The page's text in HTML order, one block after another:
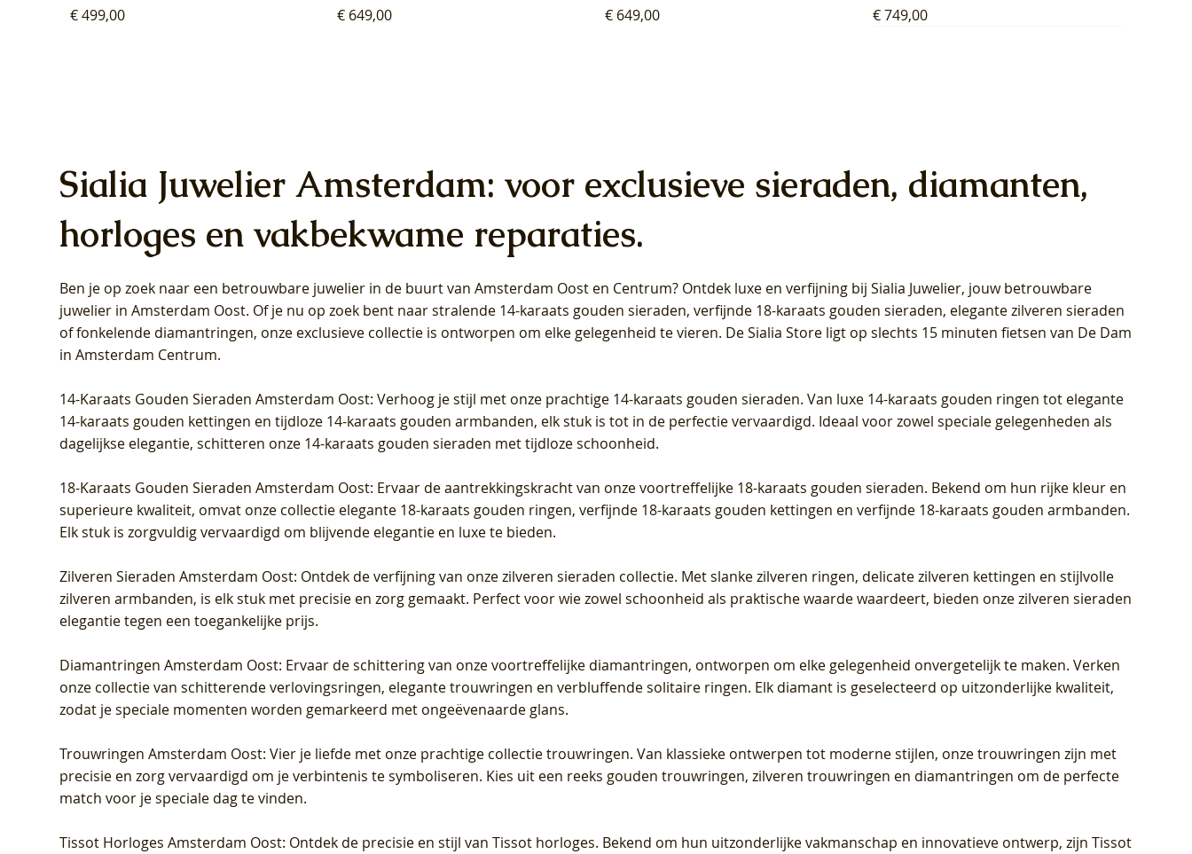
Prijs
€ 499,00
Prijs
€ 649,00
Prijs
€ 649,00
Prijs
€ 749,00
Blush Lab Diamonds Oorhangers
LG9006Y/S - Geelgoud (14k) met Lab
grown Diamant
Blush Lab Diamonds Oorhangers
LG9007Y/S - Geelgoud (14k) met Lab
grown Diamant
Blush Lab Diamonds Ring LG1028Y -
Geelgoud (14k) met Lab grown
Diamant
Blush Lab Diamonds Collier LG3014Y
- Geelgoud (14k) met Lab grown
Diamant
Blush Lab Diamonds Collier LG3019Y
– Geelgoud (14k) met Lab grown
Diamant
Blush Lab Diamonds Ring LG1042Y –
Geelgoud (14k) met Lab grown
Diamant
Blush Lab Diamonds Oorknoppen
LG7027Y - Geelgoud (14k) met Lab
grown Diamant
Blush Lab Diamonds Ring LG1029Y -
Geelgoud (14k) met Lab grown
Diamant
Blush Lab Diamonds Ring LG1031Y -
Geelgoud (14k) met Lab grown
Diamant
Blush Lab Diamonds Ring LG1044Y –
Geelgoud (14k) met Lab grown
Diamant
Blush Lab Diamonds Oorknoppen
LG7026Y - Geelgoud (14k) met Lab
grown Diamant
Blush Lab Diamonds Oorknoppen
LG7033Y – Geelgoud (14k) met Lab
grown Diamant
Sialia Juwelier Amsterdam: voor exclusieve sieraden, diamanten,
horloges en vakbekwame reparaties.
Ben je op zoek naar een betrouwbare juwelier in de buurt van Amsterdam Oost en Centrum? Ontdek luxe en verfijning bij Sialia Juwelier, jouw betrouwbare
juwelier in Amsterdam Oost. Of je nu op zoek bent naar stralende 14-karaats gouden sieraden, verfijnde 18-karaats gouden sieraden, elegante zilveren sieraden
of fonkelende diamantringen, onze exclusieve collectie is ontworpen om elke gelegenheid te vieren. De Sialia Store ligt op slechts 15 minuten fietsen van De Dam
in Amsterdam Centrum.
14-Karaats Gouden Sieraden Amsterdam Oost: Verhoog je stijl met onze prachtige 14-karaats gouden sieraden. Van luxe 14-karaats gouden ringen tot elegante
14-karaats gouden kettingen en tijdloze 14-karaats gouden armbanden, elk stuk is tot in de perfectie vervaardigd. Ideaal voor zowel speciale gelegenheden als
dagelijkse elegantie, schitteren onze 14-karaats gouden sieraden met tijdloze schoonheid.
18-Karaats Gouden Sieraden Amsterdam Oost: Ervaar de aantrekkingskracht van onze voortreffelijke 18-karaats gouden sieraden. Bekend om hun rijke kleur en
superieure kwaliteit, omvat onze collectie elegante 18-karaats gouden ringen, verfijnde 18-karaats gouden kettingen en verfijnde 18-karaats gouden armbanden.
Elk stuk is zorgvuldig vervaardigd om blijvende elegantie en luxe te bieden.
Zilveren Sieraden Amsterdam Oost: Ontdek de verfijning van onze zilveren sieraden collectie. Met slanke zilveren ringen, delicate zilveren kettingen en stijlvolle
zilveren armbanden, is elk stuk met precisie en zorg gemaakt. Perfect voor wie zowel schoonheid als praktische waarde waardeert, bieden onze zilveren sieraden
elegantie tegen een toegankelijke prijs.
Diamantringen Amsterdam Oost: Ervaar de schittering van onze voortreffelijke diamantringen, ontworpen om elke gelegenheid onvergetelijk te maken. Verken
onze collectie van schitterende verlovingsringen, elegante trouwringen en verbluffende solitaire ringen. Elk diamant is geselecteerd op uitzonderlijke kwaliteit,
zodat je speciale momenten worden gemarkeerd met ongeëvenaarde glans.
Trouwringen Amsterdam Oost: Vier je liefde met onze prachtige collectie trouwringen. Van klassieke ontwerpen tot moderne stijlen, onze trouwringen zijn met
precisie en zorg vervaardigd om je verbintenis te symboliseren. Kies uit een reeks gouden trouwringen, zilveren trouwringen en diamantringen om de perfecte
match voor je speciale dag te vinden.
Tissot Horloges Amsterdam Oost: Ontdek de precisie en stijl van Tissot horloges. Bekend om hun uitzonderlijke vakmanschap en innovatieve ontwerp, zijn Tissot